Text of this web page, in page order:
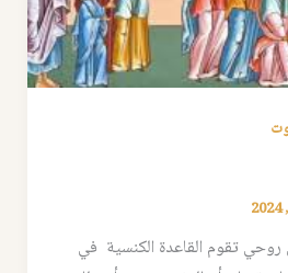
تقوم القاعدة الكنسية في